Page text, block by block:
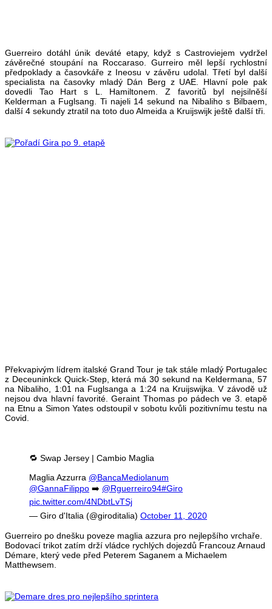
Guerreiro dotáhl únik deváté etapy, když s Castroviejem vydržel
závěrečné stoupání na Roccaraso. Gurreiro měl lepší rychlostní
předpoklady a časovkáře z Ineosu v závěru udolal. Třetí byl další
specialista na časovky mladý Dán Berg z UAE. Hlavní pole pak
dovedli Tao Hart s L. Hamiltonem. Z favoritů byl nejsilněší
Kelderman a Fuglsang. Ti najeli 14 sekund na Nibaliho s Bilbaem,
další 4 sekundy ztratil na toto duo Almeida a Kruijswijk ještě další tři.
Překvapivým lídrem italské Grand Tour je tak stále mladý Portugalec
z Deceuninkck Quick-Step, která má 30 sekund na Keldermana, 57
na Nibaliho, 1:01 na Fuglsanga a 1:24 na Kruijswijka. V závodě už
nejsou dva hlavní favorité. Geraint Thomas po pádech ve 3. etapě
na Etnu a Simon Yates odstoupil v sobotu kvůli pozitivnímu testu na
Covid.
🔁 Swap Jersey | Cambio Maglia
Maglia Azzurra @BancaMediolanum
@GannaFilippo ➡️ @Rguerreiro94#Giro
pic.twitter.com/4NDbtLvTSj
— Giro d'Italia (@giroditalia) October 11, 2020
Guerreiro po dnešku poveze maglia azzura pro nejlepšího vrchaře.
Bodovací trikot zatím drží vládce rychlých dojezdů Francouz Arnaud
Démare, který vede před Peterem Saganem a Michaelem
Matthewsem.